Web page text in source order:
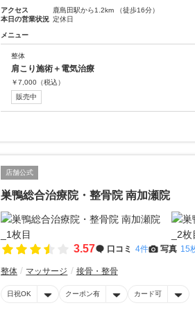
アクセス
鹿島田駅から1.2km （徒歩16分）
本日の営業状況 定休日
メニュー
整体
肩こり施術＋電気治療
￥7,000 （税込）
販売中
店舗公式
巣鴨総合治療院・整骨院 南加瀬院
3.57 口コミ 4件 写真 15
整体 マッサージ 接骨・整骨
日祝OK クーポン有 カード可